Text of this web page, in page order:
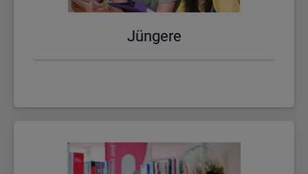
Jün­ge­re